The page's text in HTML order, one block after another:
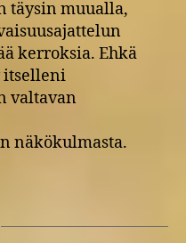
täysin muualla,
kerroksia. Ehkä
itselleni
valtavan
näkökulmasta.